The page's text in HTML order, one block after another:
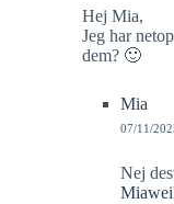
Hej Mia,
Jeg har
dem? 🙂
Mia
07/11/
Nej